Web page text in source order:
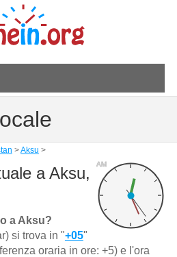
>Aksu >
AM
a Aksu,
a Aksu?
si trova in "+05"
oraria in ore: +5) e l'ora